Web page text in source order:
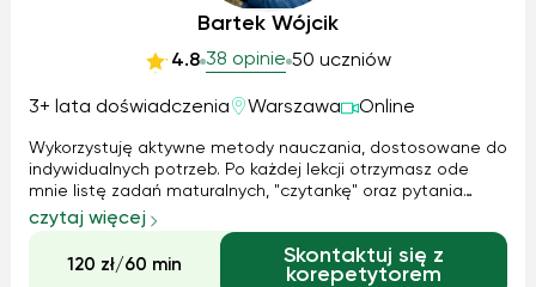
Bartek Wójcik
4.8 38 opinie 50 uczniów
3+ lata doświadczenia Warszawa Online
Wykorzystuję aktywne metody nauczania, dostosowane do
indywidualnych potrzeb. Po każdej lekcji otrzymasz ode
mnie listę zadań maturalnych, "czytankę" oraz pytania
dotyczące zajęć. Wykorzystuję również inne materiały, takie
jak filmy czy prezentacje multimedialne.
czytaj więcej
120 zł/60 min
Skontaktuj się z
korepetytorem